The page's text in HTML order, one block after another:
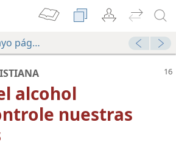
pág. 16
alcohol
nuestras